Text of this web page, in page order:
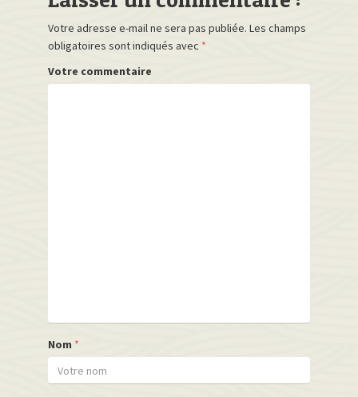
Votre adresse e-mail ne sera pas publiée. Les champs
obligatoires sont indiqués avec *
Votre commentaire
Nom *